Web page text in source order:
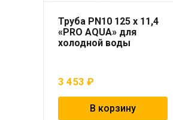
Труба PN10 125 x 11,4
«PRO AQUA» для
холодной воды
3 453 ₽
В корзину